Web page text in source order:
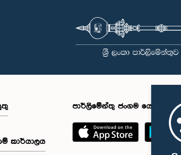
කාර්යාලය
පාර්ලිමේන්තු ජංගම යෙදුම